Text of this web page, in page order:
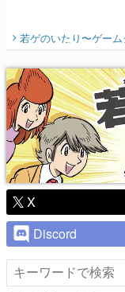
若ゲのいたり〜ゲー
X
Discord